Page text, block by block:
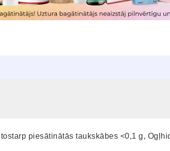
piesātinātās taukskābes <0,1 g,